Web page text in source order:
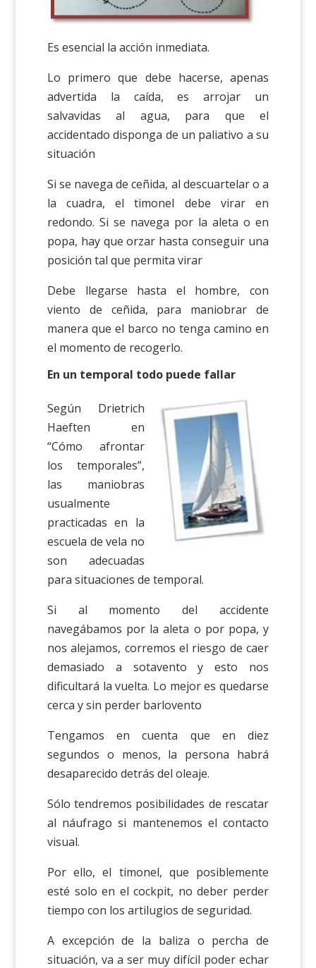
Es esencial la acción inmediata.
Lo primero que debe hacerse, apenas
advertida la caída, es arrojar un
salvavidas al agua, para que el
accidentado disponga de un paliativo a su
situación
Si se navega de ceñida, al descuartelar o a
la cuadra, el timonel debe virar en
redondo. Si se navega por la aleta o en
popa, hay que orzar hasta conseguir una
posición tal que permita virar
Debe llegarse hasta el hombre, con
viento de ceñida, para maniobrar de
manera que el barco no tenga camino en
el momento de recogerlo.
En un temporal todo puede fallar
Según Drietrich
Haeften en
“Cómo afrontar
los temporales”,
las maniobras
usualmente
practicadas en la
escuela de vela no
son adecuadas
para situaciones de temporal.
Si al momento del accidente
navegábamos por la aleta o por popa, y
nos alejamos, corremos el riesgo de caer
demasiado a sotavento y esto nos
dificultará la vuelta. Lo mejor es quedarse
cerca y sin perder barlovento
Tengamos en cuenta que en diez
segundos o menos, la persona habrá
desaparecido detrás del oleaje.
Sólo tendremos posibilidades de rescatar
al náufrago si mantenemos el contacto
visual.
Por ello, el timonel, que posiblemente
esté solo en el cockpit, no deber perder
tiempo con los artilugios de seguridad.
A excepción de la baliza o percha de
situación, va a ser muy difícil poder echar